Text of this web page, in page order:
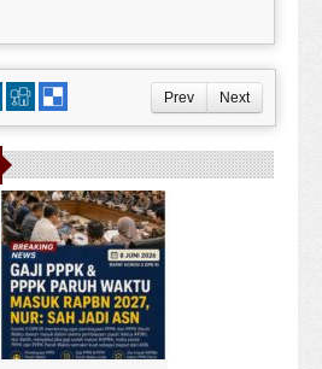
Prev Next